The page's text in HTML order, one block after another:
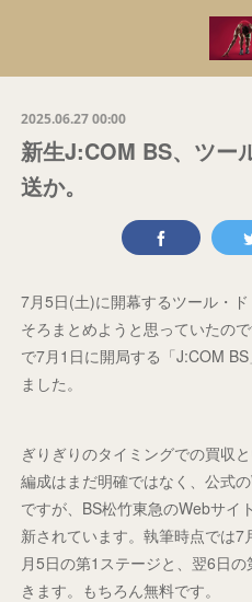
2025.06.27 00:00
新生J:COM BS、ツー
送か。
7月5日(土)に開幕するツール・
そろまとめようと思っていたの
で7月1日に開局する「J:COM
ました。
ぎりぎりのタイミングでの買収
編成はまだ明確ではなく、公式
ですが、BS松竹東急のWebサイ
新されています。執筆時点では
月5日の第1ステージと、翌6日
きます。もちろん無料です。